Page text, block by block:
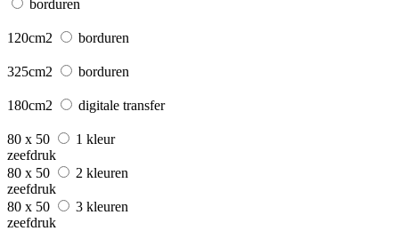
borduren
120cm2 borduren
325cm2 borduren
180cm2 digitale transfer
80 x 50
1 kleur
zeefdruk
80 x 50
2 kleuren
zeefdruk
80 x 50
3 kleuren
zeefdruk